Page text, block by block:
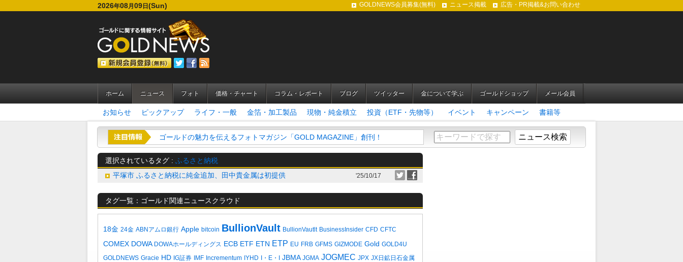
2026年08月 09 日 (Sun) GOLDNEWS会員募集(無料) ニュース掲載 広告・PR掲載&お問い合わせ
ホーム ニュース フォト 価格・チャート コラム・レポート ブログ ツイッター 金について学ぶ ゴールドショップ メール会員
お知らせ ピックアップ ライフ・一般 金箔・加工製品 現物・純金積立 投資（ETF・先物等） イベント キャンペーン 書籍等
ゴールドの魅力を伝えるフォトマガジン「GOLD MAGAZINE」創刊！
選択されているタグ : ふるさと納税
平塚市 ふるさと納税に純金追加、田中貴金属は初提供
'25/10/17
タグ一覧：ゴールド関連ニュースクラウド
18金 24金 ABNアムロ銀行 Apple bitcoin BullionVault BullionVautlt BusinessInsider CFD CFTC
COMEX DOWA DOWAホールディングス ECB ETF ETN ETP EU FRB GFMS GIZMODE Gold GOLD4U
GOLDNEWS Gracie HD IG証券 IMF Incrementum IYHD I・E・I JBMA JGMA JOGMEC JPX JX日鉱日石金属